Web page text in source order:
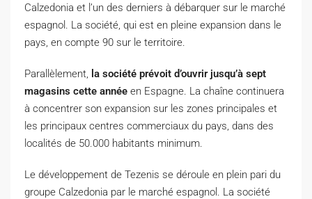
Calzedonia et l’un des derniers à débarquer sur le marché
espagnol. La société, qui est en pleine expansion dans le
pays, en compte 90 sur le territoire.
Parallèlement,
la société prévoit d’ouvrir jusqu’à sept
magasins cette année en Espagne. La chaîne continuera
à concentrer son expansion sur les zones principales et
les principaux centres commerciaux du pays, dans des
localités de 50.000 habitants minimum.
Le développement de Tezenis se déroule en plein pari du
groupe Calzedonia par le marché espagnol. La société